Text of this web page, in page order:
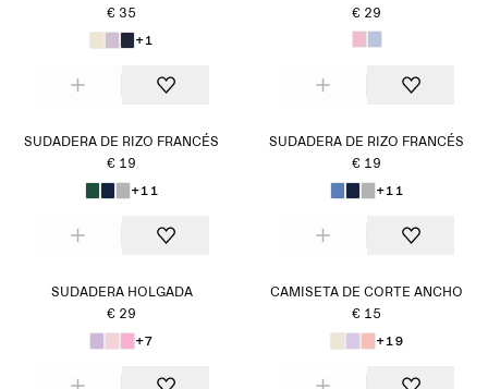
€ 35
+1
€ 29
SUDADERA DE RIZO FRANCÉS
€ 19
+11
SUDADERA DE RIZO FRANCÉS
€ 19
+11
SUDADERA HOLGADA
€ 29
+7
CAMISETA DE CORTE ANCHO
€ 15
+19